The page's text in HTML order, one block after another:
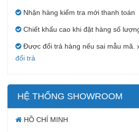
Nhận hàng kiểm tra mới thanh toán
Chiết khấu cao khi đặt hàng số
Được đổi trả hàng nếu sai mẫu mã.
đổi trả
HỆ THỐNG SHOWROOM
HỒ CHÍ MINH